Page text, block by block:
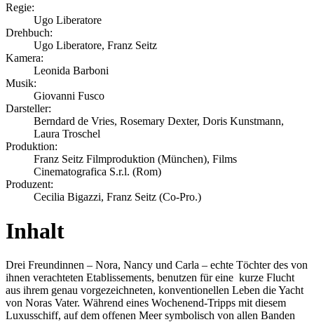
Regie:
Ugo Liberatore
Drehbuch:
Ugo Liberatore, Franz Seitz
Kamera:
Leonida Barboni
Musik:
Giovanni Fusco
Darsteller:
Berndard de Vries, Rosemary Dexter, Doris Kunstmann,
Laura Troschel
Produktion:
Franz Seitz Filmproduktion (München), Films
Cinematografica S.r.l. (Rom)
Produzent:
Cecilia Bigazzi, Franz Seitz (Co-Pro.)
Inhalt
Drei Freundinnen – Nora, Nancy und Carla – echte Töchter des von
ihnen verachteten Etablissements, benutzen für eine kurze Flucht
aus ihrem genau vorgezeichneten, konventionellen Leben die Yacht
von Noras Vater. Während eines Wochenend-Tripps mit diesem
Luxusschiff, auf dem offenen Meer symbolisch von allen Banden